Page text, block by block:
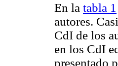
En la tabla 1
autores.
CdI de los
en los CdI
presentado